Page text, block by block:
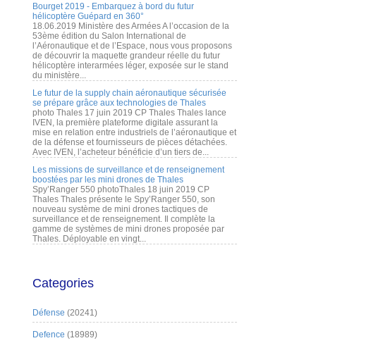
Bourget 2019 - Embarquez à bord du futur
hélicoptère Guépard en 360°
18.06.2019 Ministère des Armées A l’occasion de la
53ème édition du Salon International de
l’Aéronautique et de l’Espace, nous vous proposons
de découvrir la maquette grandeur réelle du futur
hélicoptère interarmées léger, exposée sur le stand
du ministère...
Le futur de la supply chain aéronautique sécurisée
se prépare grâce aux technologies de Thales
photo Thales 17 juin 2019 CP Thales Thales lance
IVEN, la première plateforme digitale assurant la
mise en relation entre industriels de l’aéronautique et
de la défense et fournisseurs de pièces détachées.
Avec IVEN, l’acheteur bénéficie d’un tiers de...
Les missions de surveillance et de renseignement
boostées par les mini drones de Thales
Spy’Ranger 550 photoThales 18 juin 2019 CP
Thales Thales présente le Spy’Ranger 550, son
nouveau système de mini drones tactiques de
surveillance et de renseignement. Il complète la
gamme de systèmes de mini drones proposée par
Thales. Déployable en vingt...
Categories
Défense (20241)
Defence (18989)